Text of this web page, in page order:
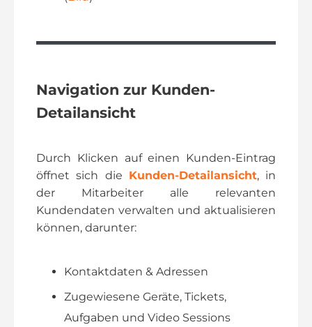
Navigation zur Kunden-
Detailansicht
Durch Klicken auf einen Kunden-Eintrag
öffnet sich die Kunden-Detailansicht, in
der Mitarbeiter alle relevanten
Kundendaten verwalten und aktualisieren
können, darunter:
Kontaktdaten & Adressen
Zugewiesene Geräte, Tickets,
Aufgaben und Video Sessions